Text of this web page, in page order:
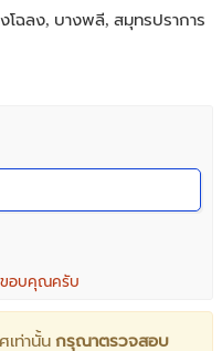
โฉลง, บางพลี, สมุทรปราการ
ขอบคุณครับ
เท่านั้น กรุณาตรวจสอบ